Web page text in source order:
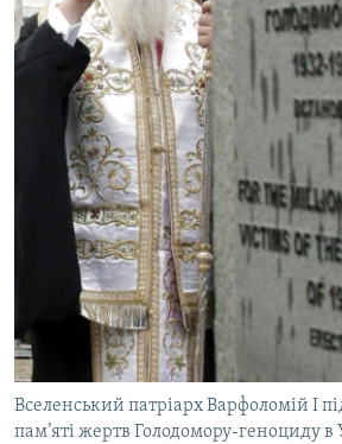
Вселенський патріарх Варфоломій I
пам’яті жертв Голодомору-геноциду в